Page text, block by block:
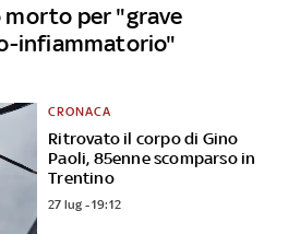
morto per "grave
infiammatorio"
Ritrovato il corpo di Gino
Paoli, 85enne scomparso in
Trentino
CRONACA
27 lug - 19:12